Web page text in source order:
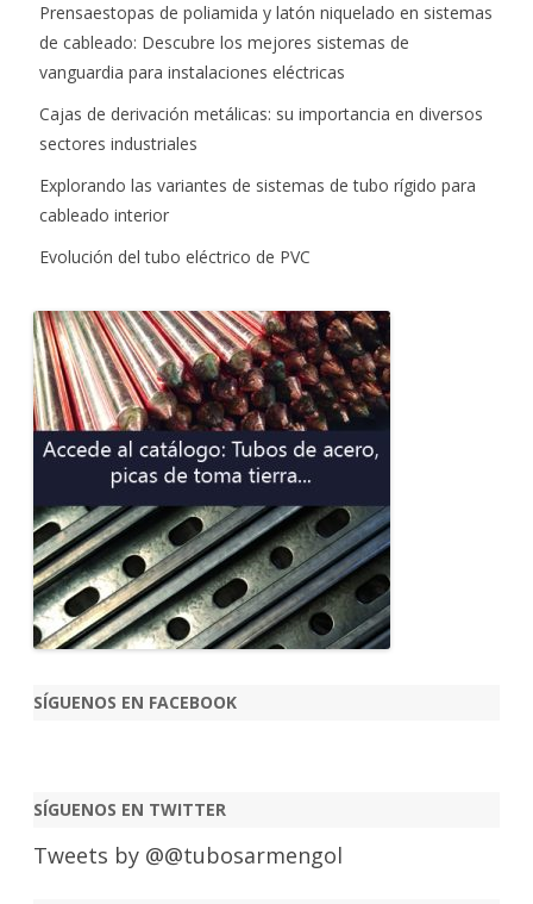
Prensaestopas de poliamida y latón niquelado en sistemas
de cableado: Descubre los mejores sistemas de
vanguardia para instalaciones eléctricas
Cajas de derivación metálicas: su importancia en diversos
sectores industriales
Explorando las variantes de sistemas de tubo rígido para
cableado interior
Evolución del tubo eléctrico de PVC
SÍGUENOS EN FACEBOOK
SÍGUENOS EN TWITTER
Tweets by @@tubosarmengol